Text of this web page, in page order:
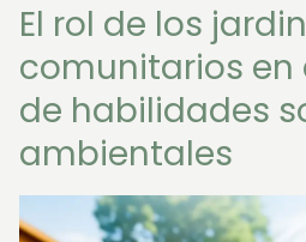
El rol de los
comunitarios en
de habilidades
ambientales